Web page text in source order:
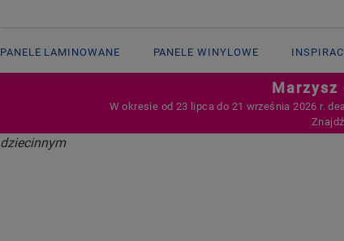
PANELE LAMINOWANE PANELE WINYLOWE
Marzysz
W okresie od 23 lipca do 21 września 2026 r.
PANELE WINYLOWE NA KLIK